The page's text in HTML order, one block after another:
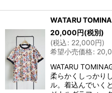
WATARU
20,000円(税別)
(税込: 22,000円)
希望小売価格:
WATARU
柔らかくしっかり
ル。着込んでいく